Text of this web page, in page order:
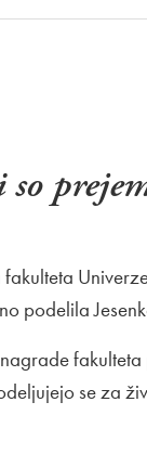
fakulteta
podelila
se za